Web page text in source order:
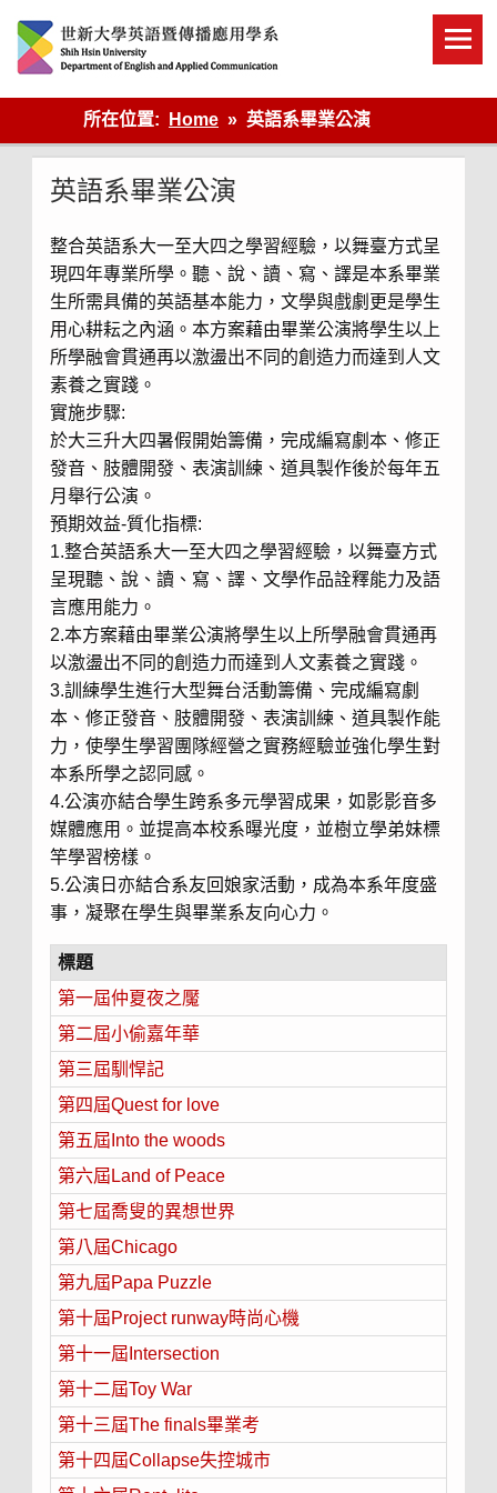
content
英語傳播
所在位置:
Home 英語系畢業公演
英語系畢業公演
整合英語系大一至大四之學習經驗，以舞臺方式呈
現四年專業所學。聽、說、讀、寫、譯是本系畢業
生所需具備的英語基本能力，文學與戲劇更是學生
用心耕耘之內涵。本方案藉由畢業公演將學生以上
所學融會貫通再以激盪出不同的創造力而達到人文
素養之實踐。
實施步驟:
於大三升大四暑假開始籌備，完成編寫劇本、修正
發音、肢體開發、表演訓練、道具製作後於每年五
月舉行公演。
預期效益-質化指標:
1.整合英語系大一至大四之學習經驗，以舞臺方式
呈現聽、說、讀、寫、譯、文學作品詮釋能力及語
言應用能力。
2.本方案藉由畢業公演將學生以上所學融會貫通再
以激盪出不同的創造力而達到人文素養之實踐。
3.訓練學生進行大型舞台活動籌備、完成編寫劇
本、修正發音、肢體開發、表演訓練、道具製作能
力，使學生學習團隊經營之實務經驗並強化學生對
本系所學之認同感。
4.公演亦結合學生跨系多元學習成果，如影影音多
媒體應用。並提高本校系曝光度，並樹立學弟妹標
竿學習榜樣。
5.公演日亦結合系友回娘家活動，成為本系年度盛
事，凝聚在學生與畢業系友向心力。
標題
第一屆仲夏夜之魘
第二屆小偷嘉年華
第三屆馴悍記
第四屆Quest for love
第五屆Into the woods
第六屆Land of Peace
第七屆喬叟的異想世界
第八屆Chicago
第九屆Papa Puzzle
第十屆Project runway時尚心機
第十一屆Intersection
第十二屆Toy War
第十三屆The finals畢業考
第十四屆Collapse失控城市